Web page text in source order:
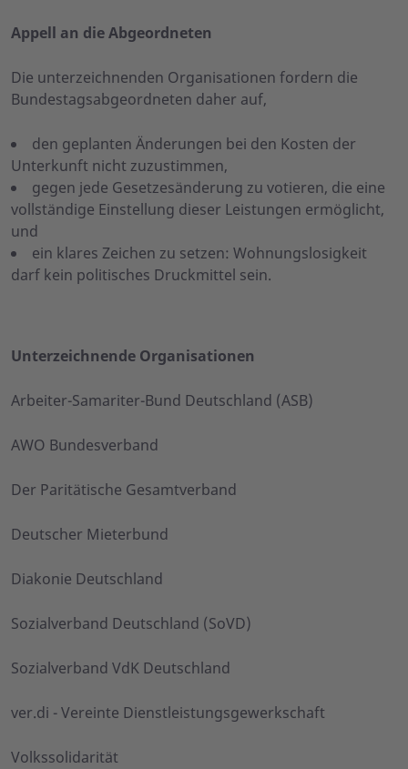
Appell an die Abgeordneten
Die unterzeichnenden Organisationen fordern die
Bundestagsabgeordneten daher auf,
den geplanten Änderungen bei den Kosten der
Unterkunft nicht zuzustimmen,
gegen jede Gesetzesänderung zu votieren, die eine
vollständige Einstellung dieser Leistungen ermöglicht,
und
ein klares Zeichen zu setzen: Wohnungslosigkeit
darf kein politisches Druckmittel sein.
Unterzeichnende Organisationen
Arbeiter-Samariter-Bund Deutschland (ASB)
AWO Bundesverband
Der Paritätische Gesamtverband
Deutscher Mieterbund
Diakonie Deutschland
Sozialverband Deutschland (SoVD)
Sozialverband VdK Deutschland
ver.di - Vereinte Dienstleistungsgewerkschaft
Volkssolidarität